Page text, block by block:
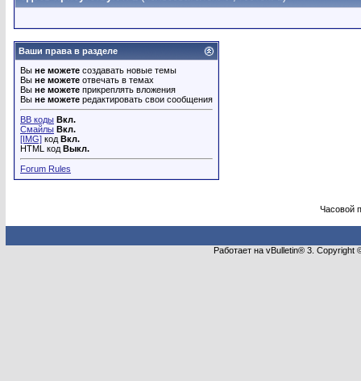
Ваши права в разделе
Вы не можете создавать новые темы
Вы не можете отвечать в темах
Вы не можете прикреплять вложения
Вы не можете редактировать свои сообщения
BB коды Вкл.
Смайлы Вкл.
[IMG] код Вкл.
HTML код Выкл.
Forum Rules
Часовой
Работает на vBulletin® 3.